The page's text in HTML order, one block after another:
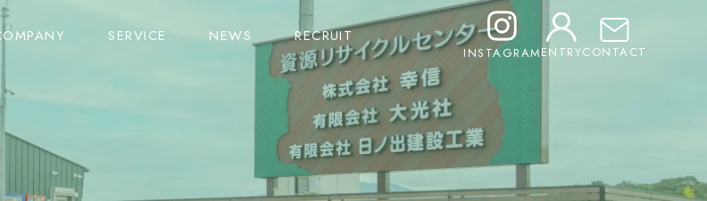
OMPANY SERVICE NEWS RECRUIT
INSTAGRAMENTRYCONTACT